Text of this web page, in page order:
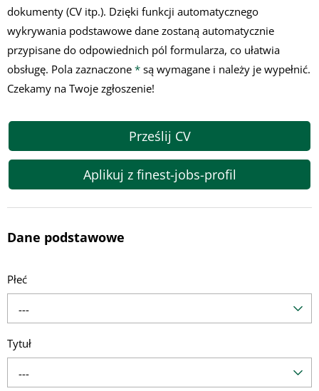
dokumenty (CV itp.). Dzięki funkcji automatycznego
wykrywania podstawowe dane zostaną automatycznie
przypisane do odpowiednich pól formularza, co ułatwia
obsługę. Pola zaznaczone * są wymagane i należy je wypełnić.
Czekamy na Twoje zgłoszenie!
Prześlij CV
Aplikuj z finest-jobs-profil
Dane podstawowe
Płeć
---
Tytuł
---